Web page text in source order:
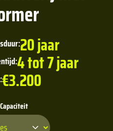
20 jaar
4 tot 7 jaar
€3.200